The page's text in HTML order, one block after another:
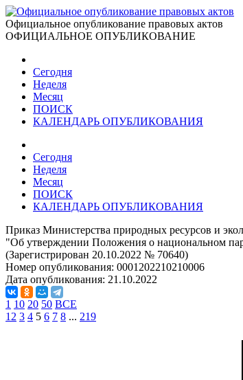
Официальное опубликование правовых актов
ОФИЦИАЛЬНОЕ ОПУБЛИКОВАНИЕ
Сегодня
Неделя
Месяц
ПОИСК
КАЛЕНДАРЬ ОПУБЛИКОВАНИЯ
Сегодня
Неделя
Месяц
ПОИСК
КАЛЕНДАРЬ ОПУБЛИКОВАНИЯ
Приказ Министерства природных ресурсов и
"Об утверждении Положения о национальном
(Зарегистрирован 20.10.2022 № 70640)
Номер опубликования: 0001202210210006
Дата опубликования: 21.10.2022
1 10 20 50 ВСЕ
1 2 3 4 5 6 7 8 ... 219